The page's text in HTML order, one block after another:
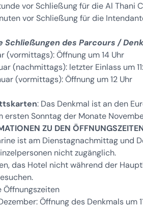
vor Schließung für die Al Thani
vor Schließung für die
des Parcours /
(vormittags): Öffnung um 14 Uhr
(nachmittags): letzter Einlass um
(vormittags): Öffnung um 12 Uhr
: Das Denkmal ist an den
ersten Sonntag der Monate
ZU DEN
ist am Dienstagnachmittag und
nicht zugänglich.
das Hotel nicht während der
Öffnung des Denkmals um